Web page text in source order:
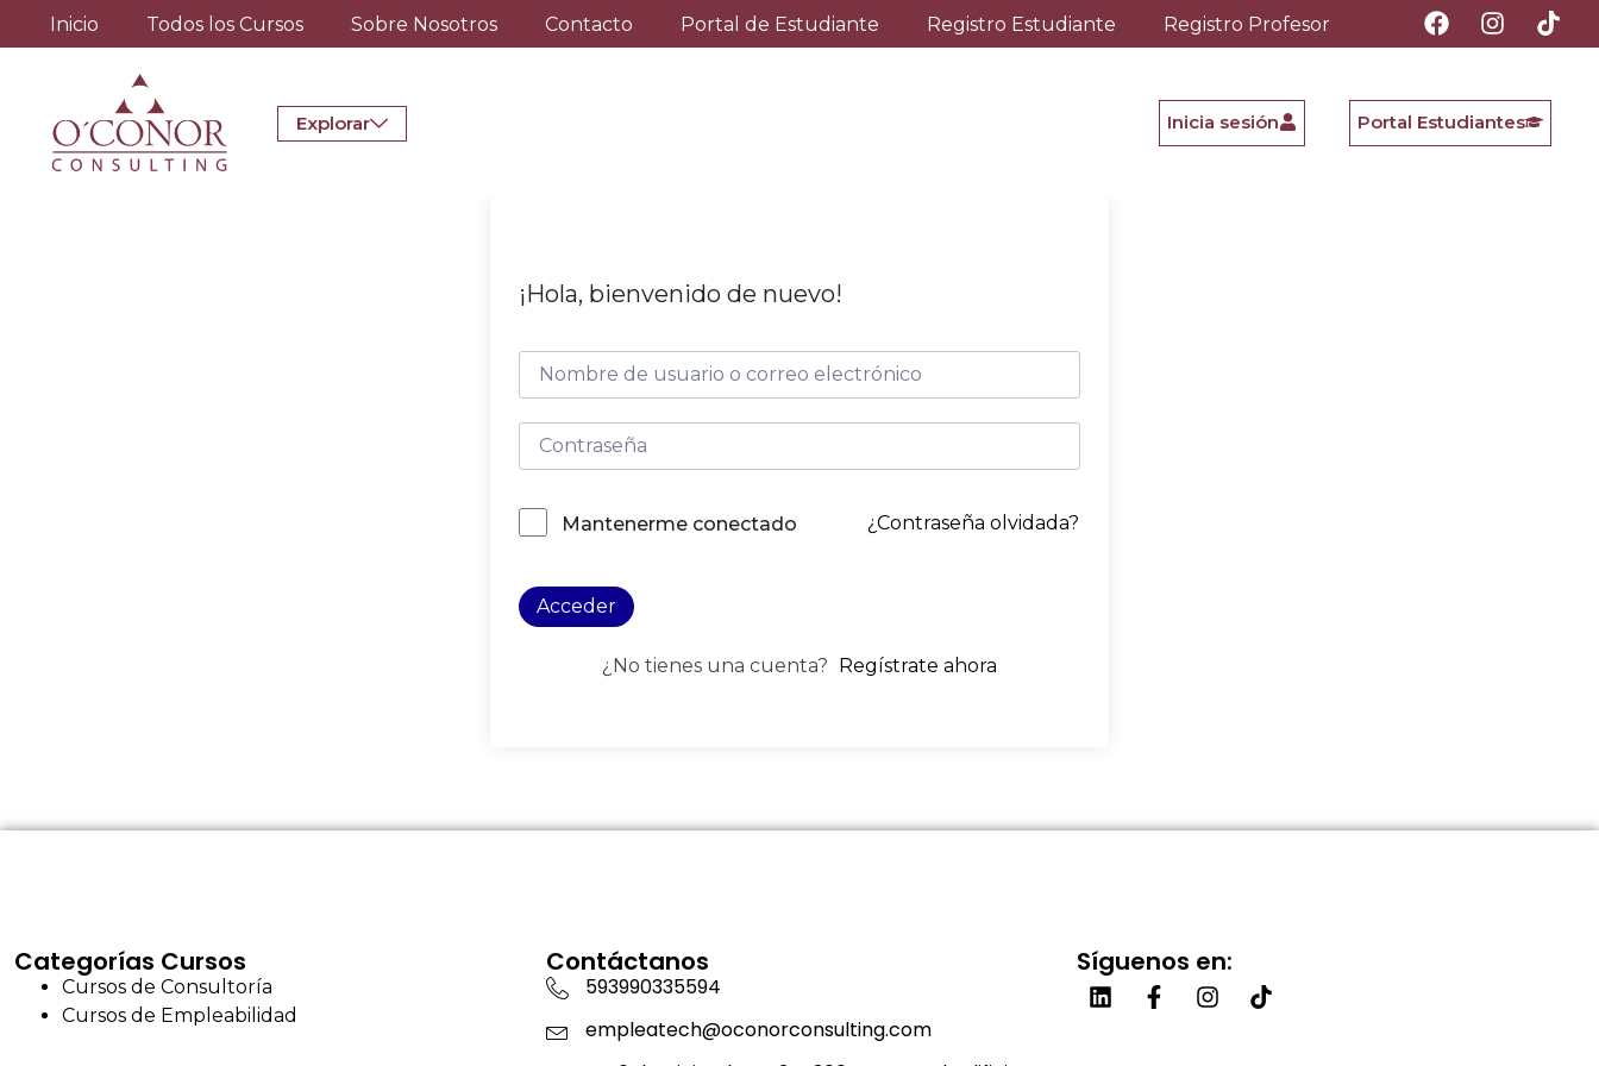
Inicio Todos los Cursos Sobre Nosotros Contacto Portal de Estudiante Registro Estudiante Registro Profesor
Explorar Inicia sesión Portal Estudiantes
¡Hola, bienvenido de nuevo!
Mantenerme conectado ¿Contraseña olvidada?
Acceder
¿No tienes una cuenta? Regístrate ahora
Categorías Cursos
Cursos de Consultoría
Cursos de Empleabilidad
Contáctanos
593990335594
empleatech@oconorconsulting.com
Síguenos en: